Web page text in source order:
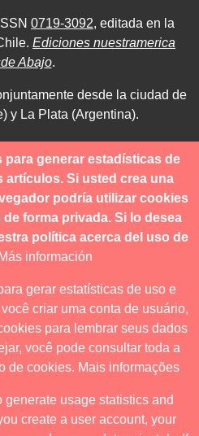
0719-3092, editada en la
Ediciones nuestramerica
Abajo.
desde la ciudad de
y La Plata (Argentina).
a los envíos se deben realizar
exclusivamente bajo una
Commons Atribución-
4.0 .
usar el visor de JATS Studio
para generar estadísticas de
artículos. Si usted crea una
podría utilizar cookies
forma privada. Si lo desea
política acerca del uso de
Más información
gerar estatísticas de uso e
criar uma conta de usuário,
para lembrar seus dados
você pode consultar toda a
de cookies. Mais informações
usage statistics and
create a user account, your